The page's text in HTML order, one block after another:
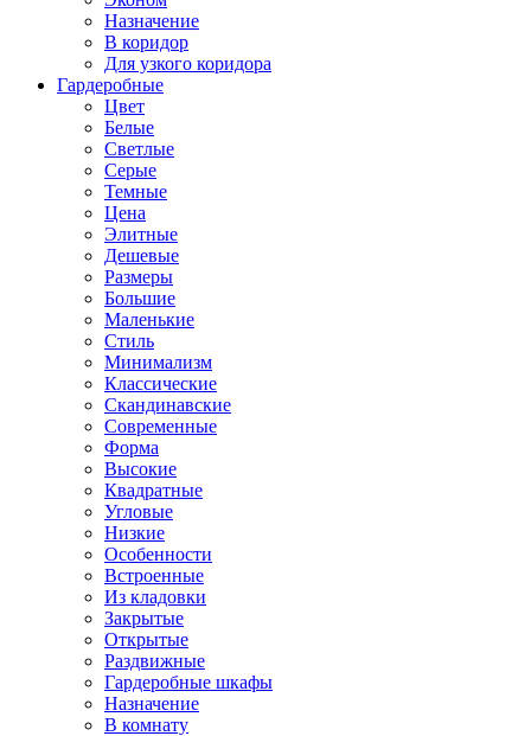
Назначение
В коридор
Для узкого коридора
Гардеробные
Цвет
Белые
Светлые
Серые
Темные
Цена
Элитные
Дешевые
Размеры
Большие
Маленькие
Стиль
Минимализм
Классические
Скандинавские
Современные
Форма
Высокие
Квадратные
Угловые
Низкие
Особенности
Встроенные
Из кладовки
Закрытые
Открытые
Раздвижные
Гардеробные шкафы
Назначение
В комнату